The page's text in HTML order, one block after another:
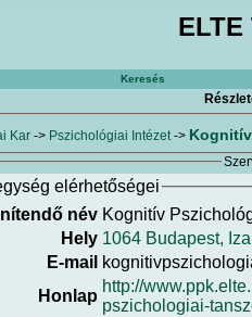
Keresés
Kar -> Pszichológiai Intézet->
elérhetőségei
név Kognitív
Hely 1064 Budapest,
E-mail
Honlap
http://
pszichologiai-